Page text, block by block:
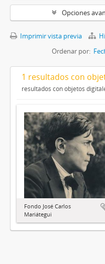
Opciones
Imprimir vista previa
Ordenar por:
1 resultados con
resultados con objetos
Fondo José Carlos
Mariátegui